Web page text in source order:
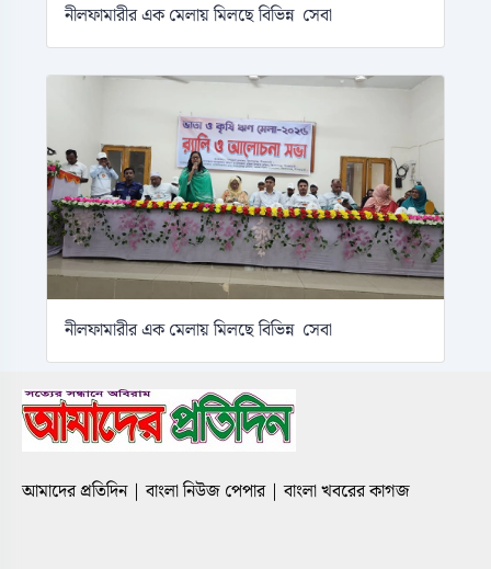
নীলফামারীর এক মেলায় মিলছে বিভিন্ন সেবা
নীলফামারীর এক মেলায় মিলছে বিভিন্ন সেবা
আমাদের প্রতিদিন | বাংলা নিউজ পেপার | বাংলা খবরের কাগজ